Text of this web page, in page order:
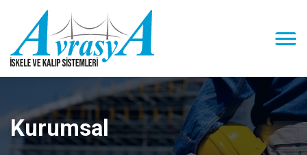
Kurumsal